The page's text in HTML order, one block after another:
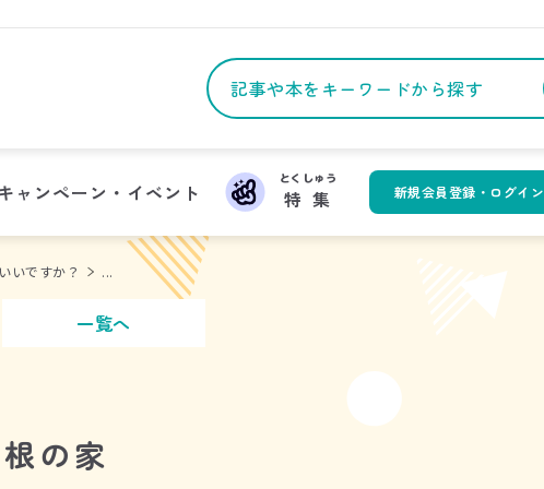
ャンペーン・イベント 特集
とくしゅう
新規会員登録・ログイン
いですか？ ...
一覧へ
の家